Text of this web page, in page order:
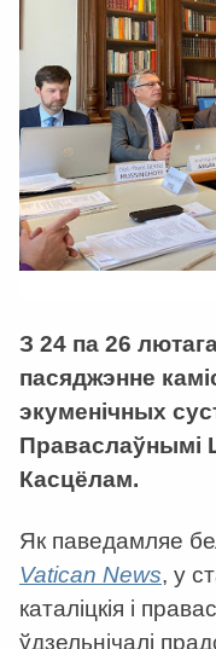
З 24 па 26
пасяджэнне
экуменічных
Праваслаўнымі
Касцёлам.
Як паведамляе
Vatican News, у
каталіцкія і
ўдзельнічалі